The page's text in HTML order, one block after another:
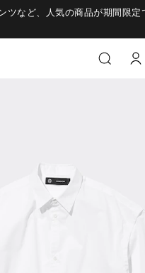
ツなど、人気の商品が期間限定